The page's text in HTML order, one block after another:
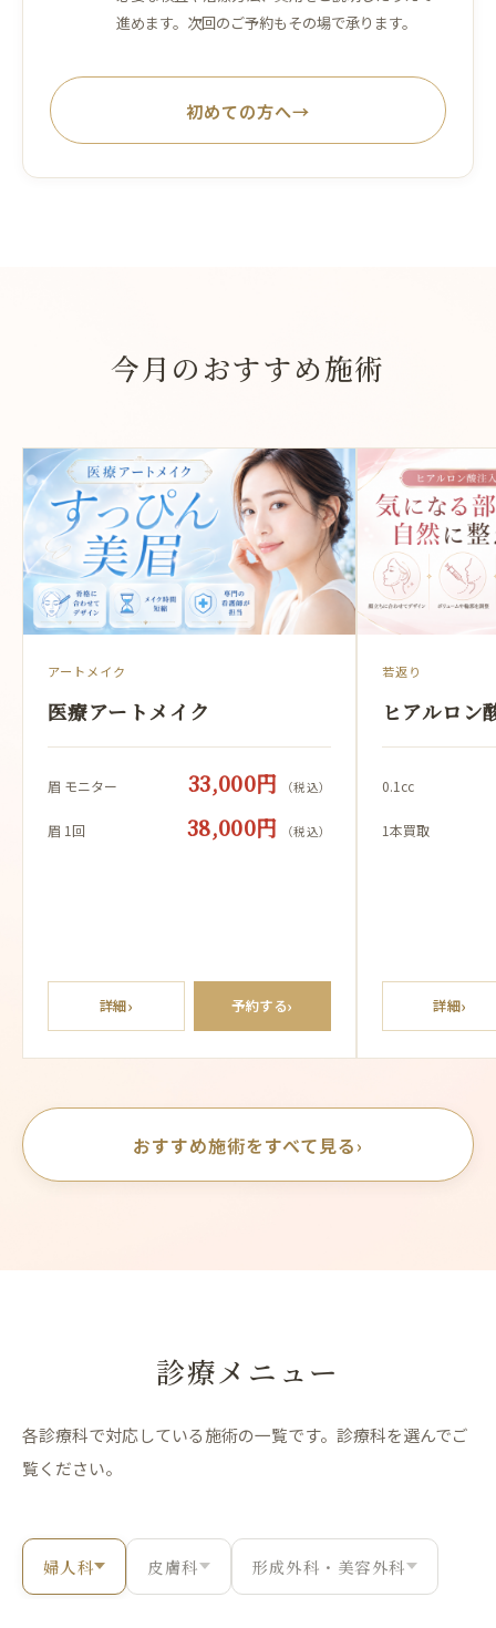
進めます。次回のご予約もその場で承ります。
初めての方へ→
今月のおすすめ施術
アートメイク
医療アートメイク
眉 モニター 33,000円 （税込）
眉 1回 38,000円 （税込）
詳細› 予約する›
若返り
ヒアルロン
0.1cc
1本買取
詳細›
おすすめ施術をすべて見る›
診療メニュー
各診療科で対応している施術の一覧です。診療科を選んでご
覧ください。
婦人科 皮膚科 形成外科・美容外科